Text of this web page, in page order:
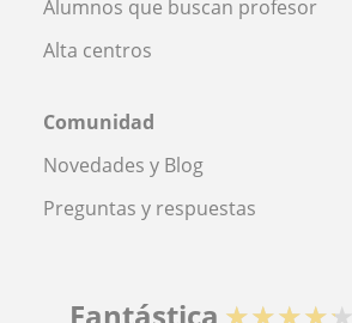
Alumnos que buscan profesor
Alta centros
Comunidad
Novedades y Blog
Preguntas y respuestas
Fantástica ★★★★★